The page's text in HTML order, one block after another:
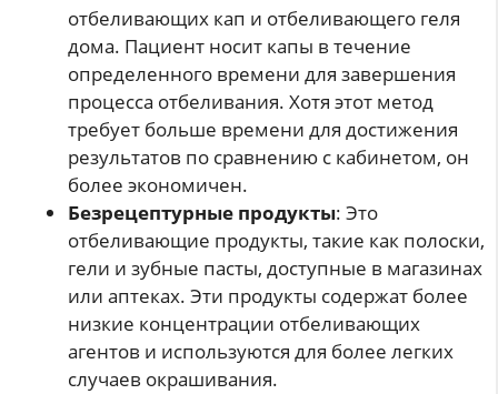
отбеливающих кап и отбеливающего геля
дома. Пациент носит капы в течение
определенного времени для завершения
процесса отбеливания. Хотя этот метод
требует больше времени для достижения
результатов по сравнению с кабинетом, он
более экономичен.
Безрецептурные продукты: Это
отбеливающие продукты, такие как полоски,
гели и зубные пасты, доступные в магазинах
или аптеках. Эти продукты содержат более
низкие концентрации отбеливающих
агентов и используются для более легких
случаев окрашивания.